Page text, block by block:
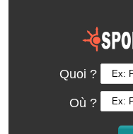
Quoi ?
Où ?